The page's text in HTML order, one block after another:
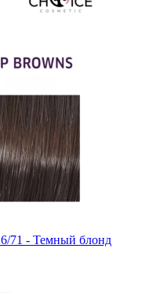
6/71 - Темный блонд